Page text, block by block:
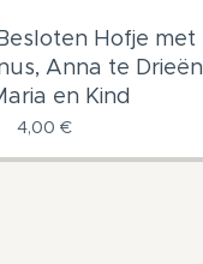
Hofje met
Anna te Drieën
en Kind
4,00 €